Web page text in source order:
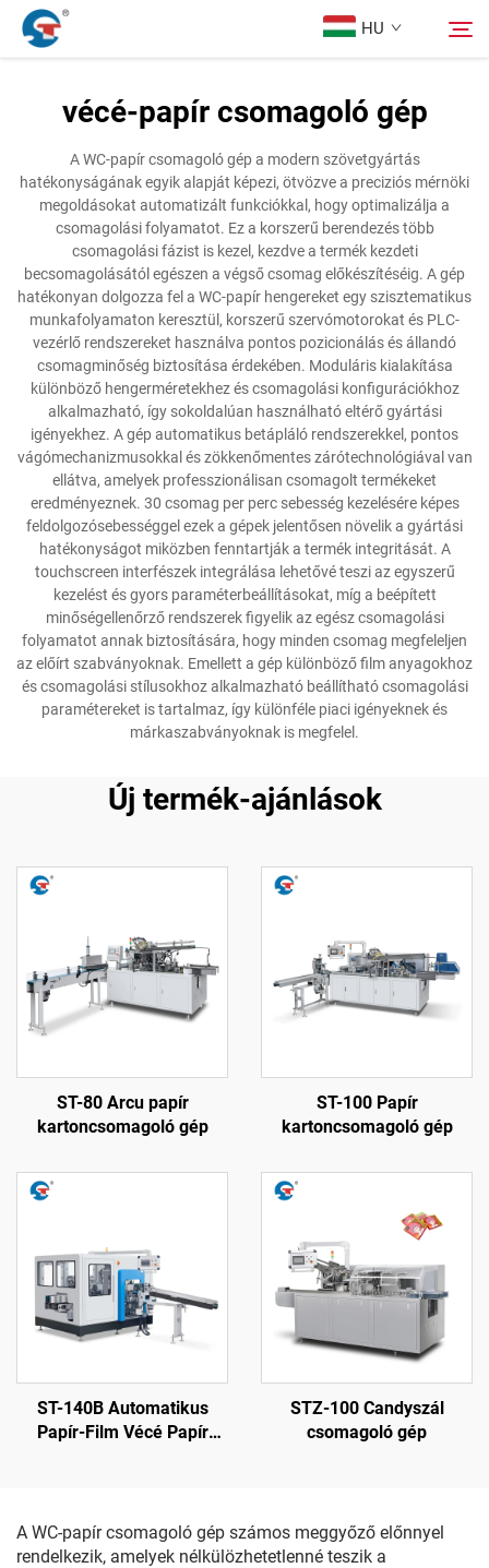
HU
Termékek
Tervezési Eset
Szolgáltatás
Hírek
Kapcsolat
Keresés
vécé-papír csomagoló gép
A WC-papír csomagoló gép a modern szövetgyártás
hatékonyságának egyik alapját képezi, ötvözve a preciziós mérnöki
megoldásokat automatizált funkciókkal, hogy optimalizálja a
csomagolási folyamatot. Ez a korszerű berendezés több
csomagolási fázist is kezel, kezdve a termék kezdeti
becsomagolásától egészen a végső csomag előkészítéséig. A gép
hatékonyan dolgozza fel a WC-papír hengereket egy szisztematikus
munkafolyamaton keresztül, korszerű szervómotorokat és PLC-
vezérlő rendszereket használva pontos pozicionálás és állandó
csomagminőség biztosítása érdekében. Moduláris kialakítása
különböző hengerméretekhez és csomagolási konfigurációkhoz
alkalmazható, így sokoldalúan használható eltérő gyártási
igényekhez. A gép automatikus betápláló rendszerekkel, pontos
vágómechanizmusokkal és zökkenőmentes zárótechnológiával van
ellátva, amelyek professzionálisan csomagolt termékeket
eredményeznek. 30 csomag per perc sebesség kezelésére képes
feldolgozósebességgel ezek a gépek jelentősen növelik a gyártási
hatékonyságot miközben fenntartják a termék integritását. A
touchscreen interfészek integrálása lehetővé teszi az egyszerű
kezelést és gyors paraméterbeállításokat, míg a beépített
minőségellenőrző rendszerek figyelik az egész csomagolási
folyamatot annak biztosítására, hogy minden csomag megfeleljen
az előírt szabványoknak. Emellett a gép különböző film anyagokhoz
és csomagolási stílusokhoz alkalmazható beállítható csomagolási
paramétereket is tartalmaz, így különféle piaci igényeknek és
márkaszabványoknak is megfelel.
Új termék-ajánlások
ST-80 Arcu papír
kartoncsomagoló gép
ST-100 Papír
kartoncsomagoló gép
ST-140B Automatikus
Papír-Film Vécé Papír
STZ-100 Candyszál
csomagoló gép
A WC-papír csomagoló gép számos meggyőző előnnyel
rendelkezik, amelyek nélkülözhetetlenné teszik a